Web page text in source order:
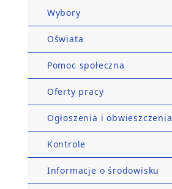
Wybory
Oświata
Pomoc społeczna
Oferty pracy
Ogłoszenia i obwieszczenia
Kontrole
Informacje o środowisku